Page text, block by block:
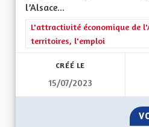
l’Alsace...
Filtrer les résultats de la
L'attractivité économique de
territoires, l'emploi
CRÉÉ LE
15/07/2023